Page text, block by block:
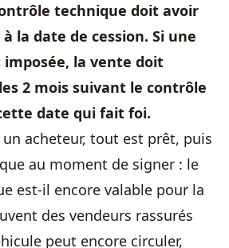
technique doit avoir
la date de cession. Si une
la vente doit
2 mois suivant le contrôle
date qui fait foi.
acheteur, tout est prêt, puis
au moment de signer : le
est-il encore valable pour la
des vendeurs rassurés
peut encore circuler,